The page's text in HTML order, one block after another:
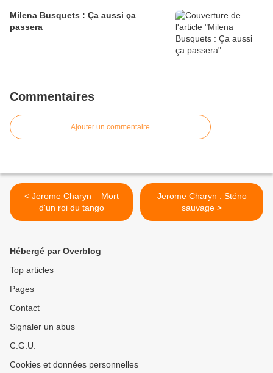
Milena Busquets : Ça aussi ça
passera
Commentaires
Ajouter un commentaire
< Jerome Charyn – Mort
d'un roi du tango
Jerome Charyn : Sténo
sauvage >
Hébergé par Overblog
Top articles
Pages
Contact
Signaler un abus
C.G.U.
Cookies et données personnelles